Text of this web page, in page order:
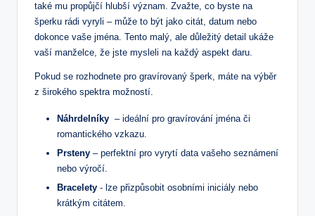
také mu propůjčí hlubší význam.⁣ Zvažte, co byste na
šperku rádi vyryli – může to být jako citát, datum nebo‍
dokonce vaše jména. Tento malý, ale důležitý detail‌ ukáže
vaší manželce, že​ jste mysleli na každý aspekt daru.
Pokud se rozhodnete ⁣pro gravírovaný šperk, máte na výběr
z širokého spektra možností.
Náhrdelníky ​ – ideální pro gravírování jména ⁤či
romantického vzkazu.
Prsteny – perfektní pro vyrytí data vašeho seznámení
nebo výročí.
Bracelety -‍ lze přizpůsobit osobními iniciály nebo
krátkým citátem.